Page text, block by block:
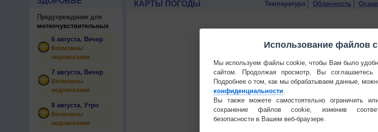
Предупреждения для
метеочувствительных
6 августа, Вечер
Возможны
недомогания
7 августа, Вечер
Возможны
недомогания
8 августа, Утро
Возможны
недомогания
КАРТЫ ПОГОДЫ Температура Облачность
Использование файлов
Мы используем файлы cookie, чтобы Вам было
сайтом. Продолжая просмотр, Вы соглашаетесь
Подробнее о том, как мы обрабатываем данные,
конфиденциальности.
Вы также можете самостоятельно ограничить
сохранение файлов cookie, изменив
безопасности в Вашем веб-браузере.